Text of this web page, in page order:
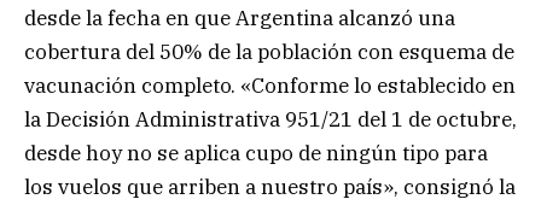
desde la fecha en que Argentina alcanzó una
cobertura del 50% de la población con esquema de
vacunación completo. «Conforme lo establecido en
la Decisión Administrativa 951/21 del 1 de octubre,
desde hoy no se aplica cupo de ningún tipo para
los vuelos que arriben a nuestro país», consignó la